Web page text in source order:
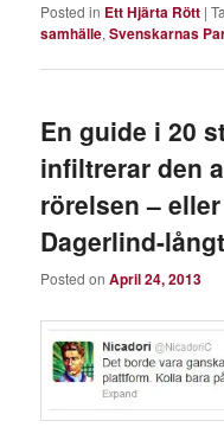
Posted in Ett Hjärta Rött |
samhälle,Svenskarnas
En guide i 20
infiltrerar den
rörelsen –
Dagerlind-
Posted onApril 24, 2013